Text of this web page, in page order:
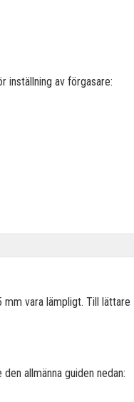
inställning av förgasare:
vara lämpligt. Till
allmänna guiden nedan: